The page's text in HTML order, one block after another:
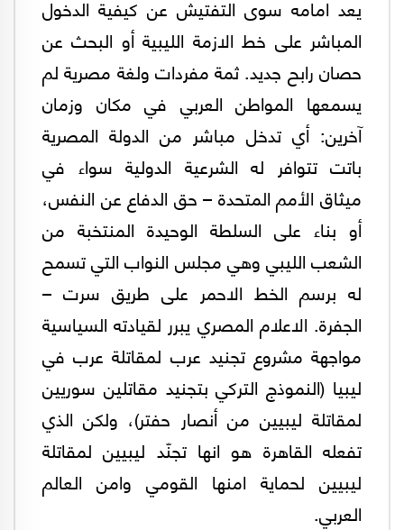
يعد امامه سوى التفتيش عن كيفية الدخول
المباشر على خط الازمة الليبية أو البحث عن
حصان رابح جديد. ثمة مفردات ولغة مصرية لم
يسمعها المواطن العربي في مكان وزمان
آخرين: أي تدخل مباشر من الدولة المصرية
باتت تتوافر له الشرعية الدولية سواء في
ميثاق الأمم المتحدة – حق الدفاع عن النفس،
أو بناء على السلطة الوحيدة المنتخبة من
الشعب الليبي وهي مجلس النواب التي تسمح
له برسم الخط الاحمر على طريق سرت –
الجفرة. الاعلام المصري يبرر لقيادته السياسية
مواجهة مشروع تجنيد عرب لمقاتلة عرب في
ليبيا (النموذج التركي بتجنيد مقاتلين سوريين
لمقاتلة ليبيين من أنصار حفتر)، ولكن الذي
تفعله القاهرة هو انها تجنّد ليبيين لمقاتلة
ليبيين لحماية امنها القومي وامن العالم
العربي.